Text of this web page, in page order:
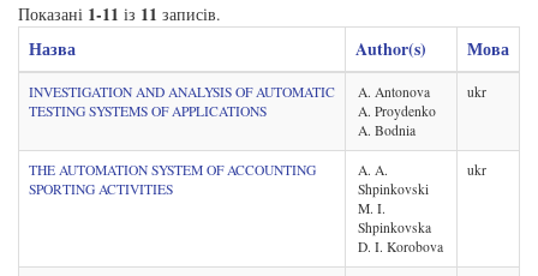
Показані 1-11 із 11 записів.
Назва Author(s) Мова
INVESTIGATION AND ANALYSIS OF AUTOMATIC
TESTING SYSTEMS OF APPLICATIONS
A. Antonova
A. Proydenko
A. Bodnia
ukr
THE AUTOMATION SYSTEM OF ACCOUNTING
SPORTING ACTIVITIES
A. A.
Shpinkovski
M. I.
Shpinkovska
D. I. Korobova
ukr